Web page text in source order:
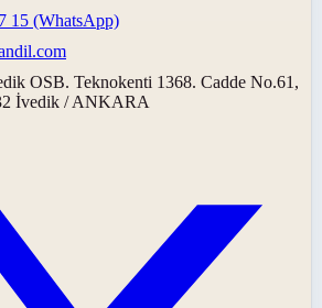
15 (WhatsApp)
OSB. Teknokenti 1368. Cadde No.61,
İvedik / ANKARA